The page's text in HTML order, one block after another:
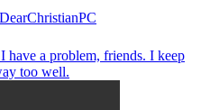
have a problem, friends. I keep
too well.